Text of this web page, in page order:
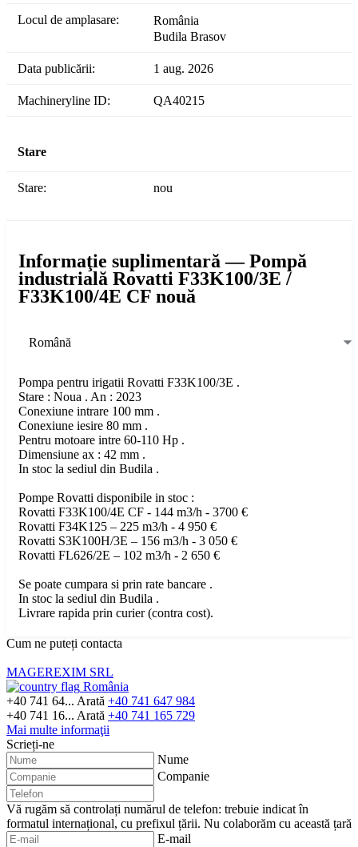
Locul de amplasare:
România
Budila Brasov
Data publicării: 1 aug. 2026
Machineryline ID: QA40215
Stare
Stare: nou
Informaţie suplimentară — Pompă
industrială Rovatti F33K100/3E /
F33K100/4E CF nouă
Română
Pompa pentru irigatii Rovatti F33K100/3E .
Stare : Noua . An : 2023
Conexiune intrare 100 mm .
Conexiune iesire 80 mm .
Pentru motoare intre 60-110 Hp .
Dimensiune ax : 42 mm .
In stoc la sediul din Budila .
Pompe Rovatti disponibile in stoc :
Rovatti F33K100/4E CF - 144 m3/h - 3700 €
Rovatti F34K125 – 225 m3/h - 4 950 €
Rovatti S3K100H/3E – 156 m3/h - 3 050 €
Rovatti FL626/2E – 102 m3/h - 2 650 €
Se poate cumpara si prin rate bancare .
In stoc la sediul din Budila .
Livrare rapida prin curier (contra cost).
Cum ne puteți contacta
MAGEREXIM SRL
România
+40 741 64... Arată +40 741 647 984
+40 741 16... Arată +40 741 165 729
Mai multe informaţii
Scrieți-ne
Nume
Companie
Vă rugăm să controlați numărul de telefon: trebuie indicat în
formatul internațional, cu prefixul țării. Nu colaborăm cu această țară
E-mail